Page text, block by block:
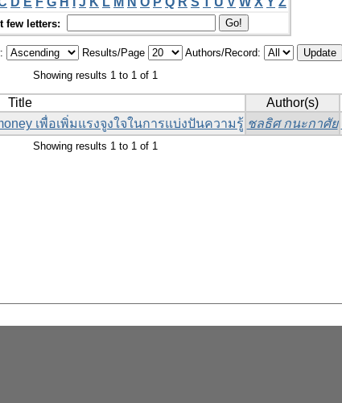
few letters:
Results/Page
Authors/Record:
Showing results 1 to 1 of 1
Title Author(s)
เพื่อเพิ่มแรงจูงใจในการแบ่งปันความรู้ ชลธิศ กนะกาศัย
Showing results 1 to 1 of 1